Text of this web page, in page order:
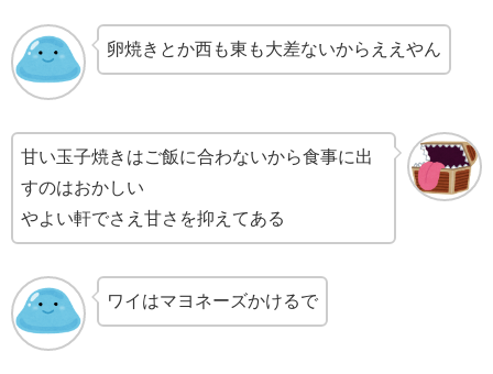
卵焼きとか西も東も大差ないからええやん
甘い玉子焼きはご飯に合わないから食事に出
すのはおかしい
やよい軒でさえ甘さを抑えてある
ワイはマヨネーズかけるで